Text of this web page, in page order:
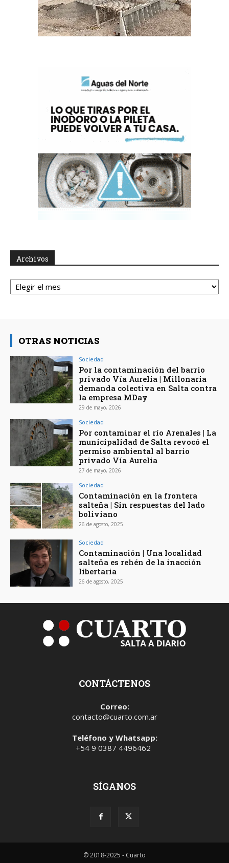
Archivos
Archivos
OTRAS NOTICIAS
Sociedad
Por la contaminación del barrio
privado Vía Aurelia | Millonaria
demanda colectiva en Salta contra
la empresa MDay
29 de mayo, 2026
Sociedad
Por contaminar el río Arenales | La
municipalidad de Salta revocó el
permiso ambiental al barrio
privado Vía Aurelia
27 de mayo, 2026
Sociedad
Contaminación en la frontera
salteña | Sin respuestas del lado
boliviano
26 de agosto, 2025
Sociedad
Contaminación | Una localidad
salteña es rehén de la inacción
libertaria
26 de agosto, 2025
CONTÁCTENOS
Correo:
contacto@cuarto.com.ar
Teléfono y Whatsapp:
+54 9 0387 4496462
SÍGANOS
© 2018-2025 - Cuarto